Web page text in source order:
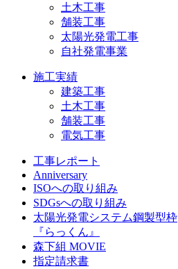
土木工事
舗装工事
太陽光発電工事
自社発電事業
施工実績
建築工事
土木工事
舗装工事
電気工事
工事レポート
Anniversary
ISOへの取り組み
SDGsへの取り組み
太陽光発電システム鋼製型枠
『らっくん』
森下組 MOVIE
指定請求書